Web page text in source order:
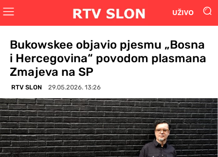
UŽIVO
Bukowskee objavio pjesmu „Bosna
i Hercegovina“ povodom plasmana
Zmajeva na SP
RTV SLON 29.05.2026. 13:26